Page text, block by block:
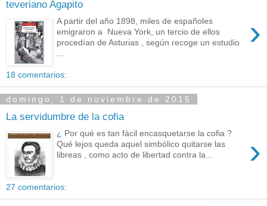
teveriano Agapito
›
A partir del año 1898, miles de españoles
emigraron a Nueva York, un tercio de ellos
procedían de Asturias , según recoge un estudio
...
18 comentarios:
domingo, 1 de noviembre de 2015
La servidumbre de la cofia
›
¿ Por qué es tan fácil encasquetarse la cofia ?
Qué lejos queda aquel simbólico quitarse las
libreas , como acto de libertad contra la...
27 comentarios: